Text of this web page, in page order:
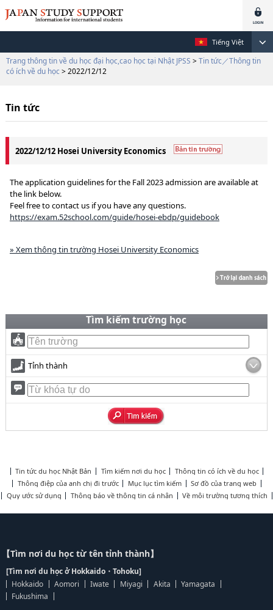
Tiếng Việt
Trang thông tin về du học đại học,cao học tại Nhật JPSS > Tin tức／Thông tin
có ích về du học > 2022/12/12
Tin tức
2022/12/12 Hosei University Economics
The application guidelines for the Fall 2023 admission are available at
the link below.
Feel free to contact us if you have any questions.
https://exam.52school.com/guide/hosei-ebdp/guidebook
» Xem thông tin trường Hosei University Economics
Tìm kiếm trường học
Tỉnh thành
Tin tức du học Nhật Bản Tìm kiếm nơi du học
Thông tin có ích về du học
Thông điệp của anh chị đi trước
Mục lục tìm kiếm
Sơ đồ của trang web
Quy ước sử dụng
Thông báo về thông tin cá nhân Về môi trường tương thích
【Tìm nơi du học từ tên tỉnh thành】
[Tìm nơi du học ở Hokkaido・Tohoku]
Hokkaido
Aomori Iwate Miyagi Akita
Yamagata
Fukushima